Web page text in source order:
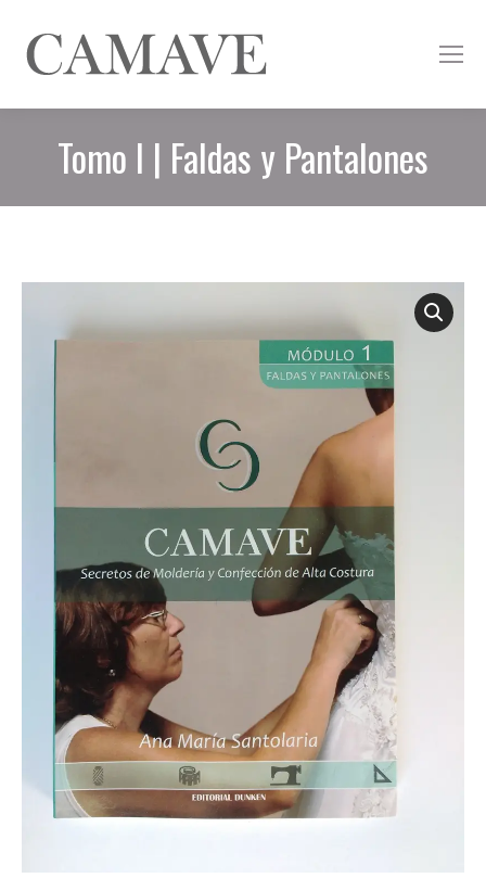
Tomo I | Faldas y Pantalones